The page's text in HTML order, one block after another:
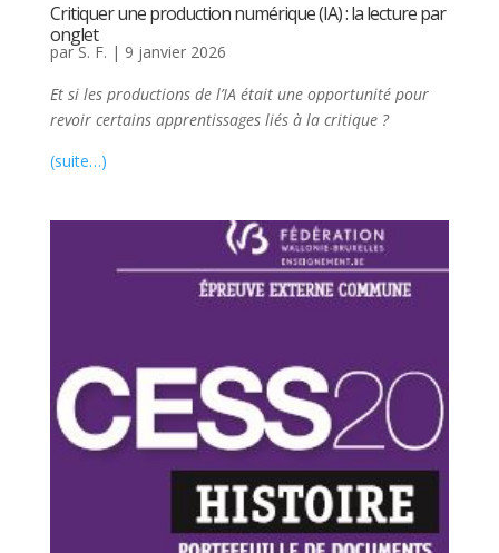
Critiquer une production numérique (IA) : la lecture par
onglet
parS. F. | 9 janvier 2026
Et si les productions de l’IA était une opportunité pour
revoir certains apprentissages liés à la critique ?
(suite…)